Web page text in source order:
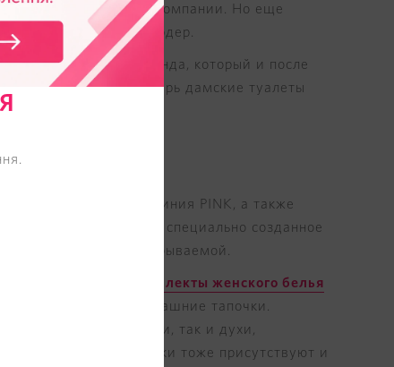
и французские компании. Но еще
миллиардер.
секрет бренда, который и после
достоянием. Теперь дамские туалеты
так и молодежная линия PINK, а также
линейка Bride: специально созданное
брачную ночь незабываемой.
а также готовые
комплекты женского белья
халаты и домашние тапочки.
спреи, так и духи,
сумки и косметички тоже присутствуют и